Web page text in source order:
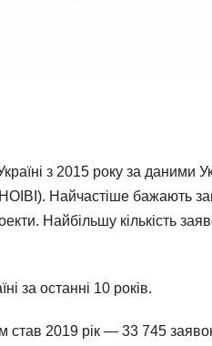
з 2015 року за даними
Найчастіше бажають
Найбільшу кількість
за останні 10 років.
став 2019 рік — 33 745